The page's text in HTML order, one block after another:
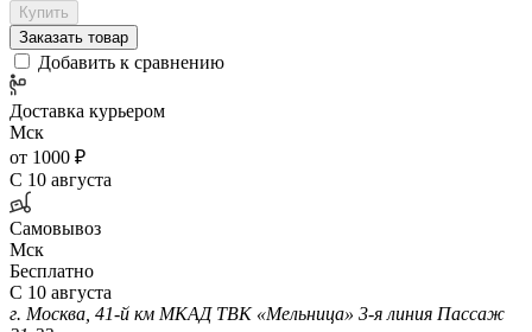
Купить
Заказать товар
Добавить к сравнению
Доставка курьером
Мск
от 1000 ₽
С 10 августа
Самовывоз
Мск
Бесплатно
С 10 августа
г. Москва, 41-й км МКАД ТВК «Мельница» 3-я линия Пассаж